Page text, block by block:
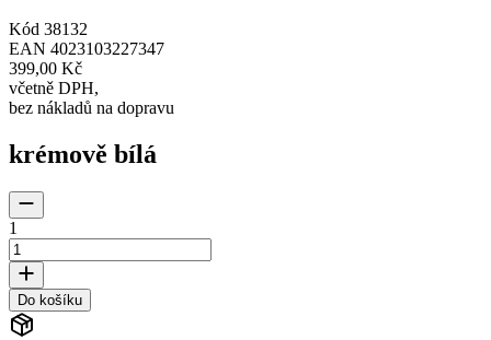
Kód 38132
EAN 4023103227347
399,00 Kč
včetně DPH,
bez nákladů na dopravu
krémově bílá
1
Do košíku